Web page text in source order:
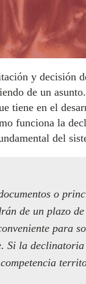
y decisión
de un
tiene en el
funciona la
del
o
de un plazo
para
Si la